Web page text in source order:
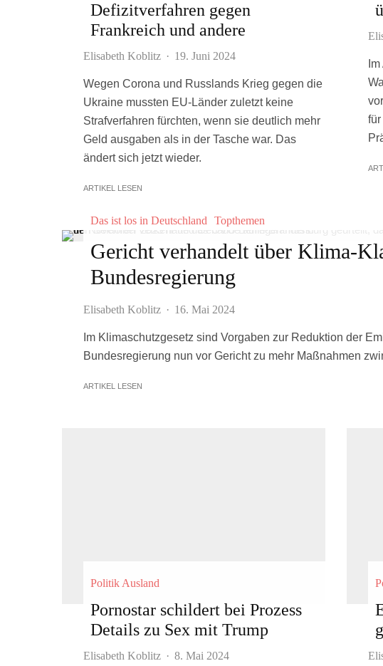
Defizitverfahren gegen
Frankreich und andere
Elisabeth Koblitz · 19. Juni 2024
Wegen Corona und Russlands Krieg gegen die
Ukraine mussten EU-Länder zuletzt keine
Strafverfahren fürchten, wenn sie deutlich mehr
Geld ausgaben als in der Tasche war. Das
ändert sich jetzt wieder.
ARTIKEL LESEN
Das ist los in Deutschland Topthemen
Gericht verhandelt über Klima-
Bundesregierung
Elisabeth Koblitz · 16. Mai 2024
Im Klimaschutzgesetz sind Vorgaben zur Reduktion der
Bundesregierung nun vor Gericht zu mehr Maßnahmen
ARTIKEL LESEN
Politik Ausland
Pornostar schildert bei Prozess
Details zu Sex mit Trump
Elisabeth Koblitz · 8. Mai 2024